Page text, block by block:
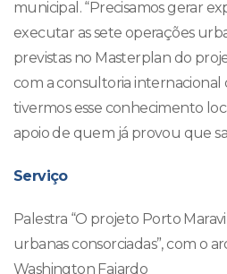
municipal. “Precisamos gerar
executar as sete operações
previstas no Masterplan do
com a consultoria internacional
tivermos esse conhecimento
apoio de quem já provou que
Serviço
Palestra “O projeto Porto
urbanas consorciadas”, com o
Washington Fajardo